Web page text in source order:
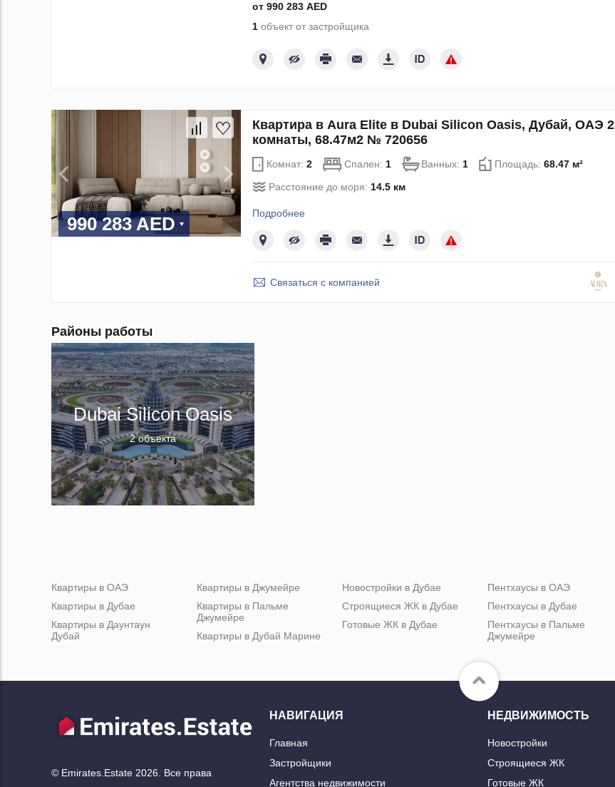
от 990 283 AED
1 объект от застройщика
990 283 AED
Квартира в Aura Elite в Dubai Silicon Oasis, Дубай, ОАЭ 2
комнаты, 68.47м2 № 720656
Комнат:2 Спален: 1 Ванных: 1 Площадь:68.47 м²
Расстояние до моря: 14.5 км
Подробнее
Связаться с компанией
Районы работы
Dubai Silicon Oasis
2 объекта
Квартиры в ОАЭ
Квартиры в Дубае
Квартиры в Даунтаун
Дубай
Квартиры в Джумейре
Квартиры в Пальме
Джумейре
Квартиры в Дубай Марине
Новостройки в Дубае
Строящиеся ЖК в Дубае
Готовые ЖК в Дубае
Пентхаусы в ОАЭ
Пентхаусы в Дубае
Пентхаусы в Пальме
Джумейре
© Emirates.Estate 2026. Все права
НАВИГАЦИЯ
Главная
Застройщики
Агентства недвижимости
НЕДВИЖИМОСТЬ
Новостройки
Строящиеся ЖК
Готовые ЖК